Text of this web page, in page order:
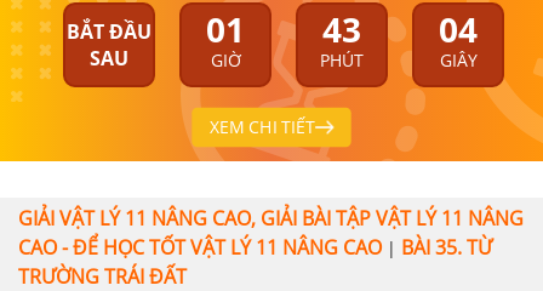
BẮT ĐẦU
SAU
01
GIỜ
43
PHÚT
04
GIÂY
XEM CHI TIẾT
GIẢI VẬT LÝ 11 NÂNG CAO, GIẢI BÀI TẬP VẬT LÝ 11 NÂNG
CAO - ĐỂ HỌC TỐT VẬT LÝ 11 NÂNG CAO| BÀI 35. TỪ
TRƯỜNG TRÁI ĐẤT